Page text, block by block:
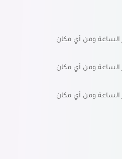
ومن أي مكان
ومن أي مكان
ومن أي مكان